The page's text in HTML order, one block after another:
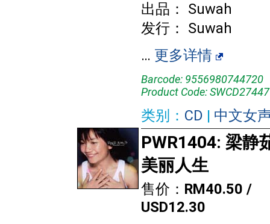
出品： Suwah
发行： Suwah
… 更多详情
Barcode: 9556980744720
Product Code: SWCD27447
类别： CD | 中文女
PWR1404: 梁静
美丽人生
售价： RM40.50 /
USD12.30